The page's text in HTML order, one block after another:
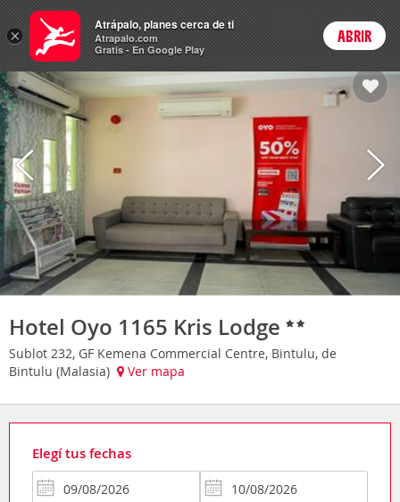
Hoteles Precios en
ARSCambiar moneda
Login
Hotel Oyo 1165 Kris Lodge
Sublot 232, GF Kemena Commercial Centre, Bintulu, de
Bintulu (Malasia)
Ver mapa
Elegí tus fechas
×
Atrápalo, planes cerca de ti
Atrapalo.com
Gratis - En Google Play
ABRIR